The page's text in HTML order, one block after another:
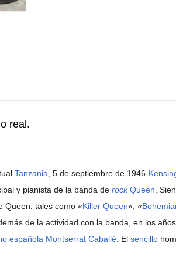
real.
Tanzania , 5 de septiembre de 1946-
y pianista de la banda de rock Queen .
Queen, tales como «Killer Queen», «
de la actividad con la banda, en los
española Montserrat Caballé . El sencillo